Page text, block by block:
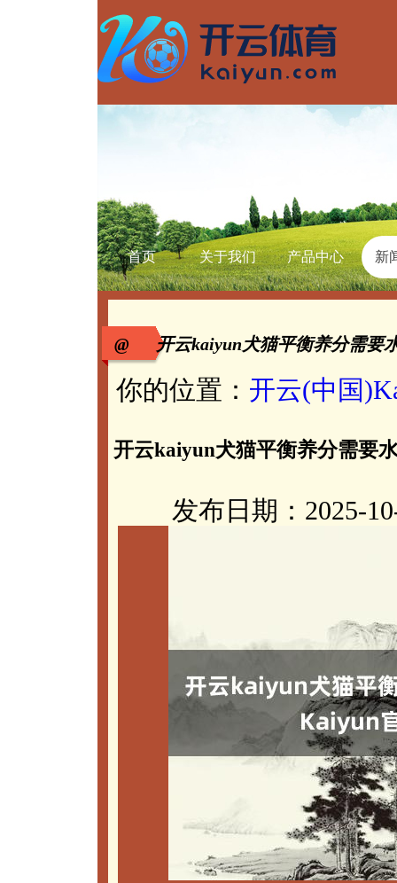
首页 关于我们 产品中心 新
@ 开云kaiyun犬猫平衡养分需要
你的位置： 开云(中国
开云kaiyun犬猫平衡养分需要
发布日期：2025-